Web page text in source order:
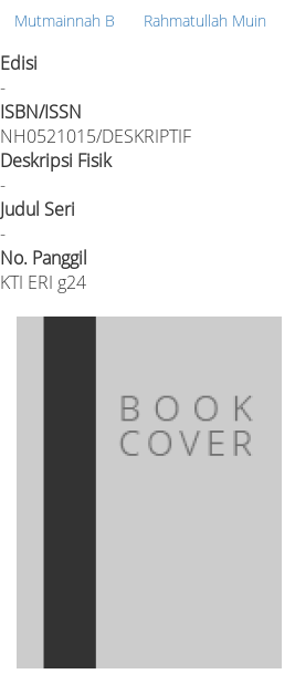
Mutmainnah B Rahmatullah Muin
Edisi
-
ISBN/ISSN
NH0521015/DESKRIPTIF
Deskripsi Fisik
-
Judul Seri
-
No. Panggil
KTI ERI g24